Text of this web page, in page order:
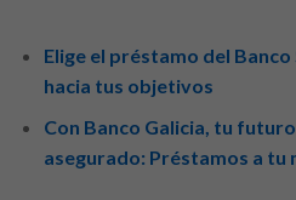
Elige el préstamo del
hacia tus objetivos
Con Banco Galicia, tu
asegurado: Préstamos a tu